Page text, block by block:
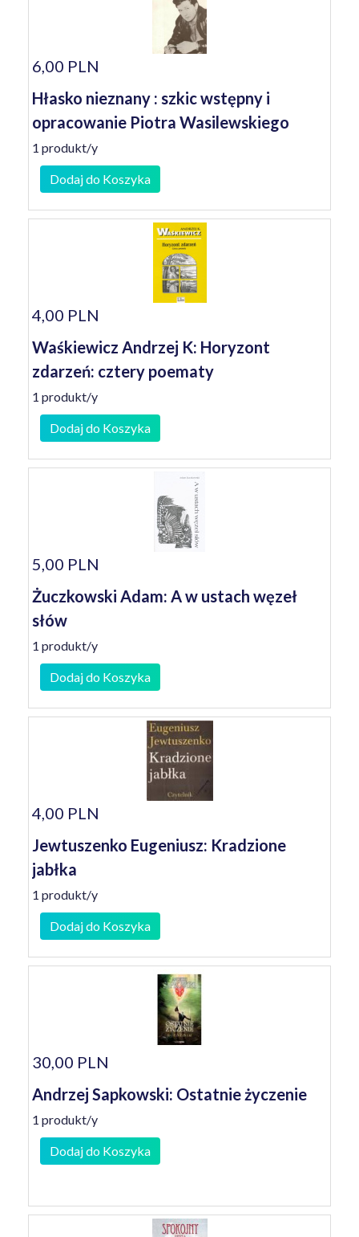
6,00 PLN
Hłasko nieznany : szkic wstępny i
opracowanie Piotra Wasilewskiego
1 produkt/y
Dodaj do Koszyka
4,00 PLN
Waśkiewicz Andrzej K: Horyzont
zdarzeń: cztery poematy
1 produkt/y
Dodaj do Koszyka
5,00 PLN
Żuczkowski Adam: A w ustach węzeł
słów
1 produkt/y
Dodaj do Koszyka
4,00 PLN
Jewtuszenko Eugeniusz: Kradzione
jabłka
1 produkt/y
Dodaj do Koszyka
30,00 PLN
Andrzej Sapkowski: Ostatnie życzenie
1 produkt/y
Dodaj do Koszyka